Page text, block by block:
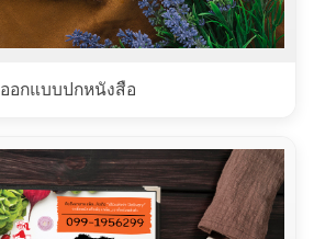
ออกแบบปกหนังสือ